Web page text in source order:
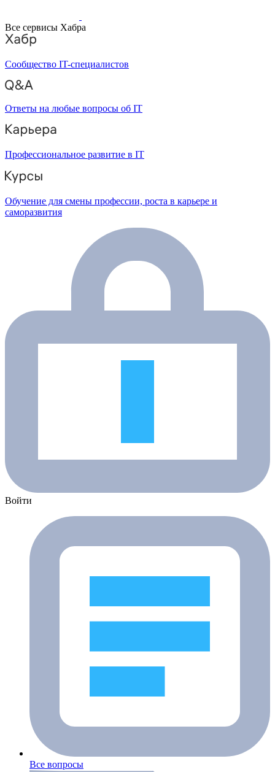
Все сервисы Хабра
Сообщество IT-специалистов
Ответы на любые вопросы об IT
Профессиональное развитие в IT
Обучение для смены профессии, роста в карьере и
саморазвития
Войти
Все вопросы